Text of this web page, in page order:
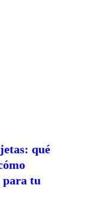
qué
para tu